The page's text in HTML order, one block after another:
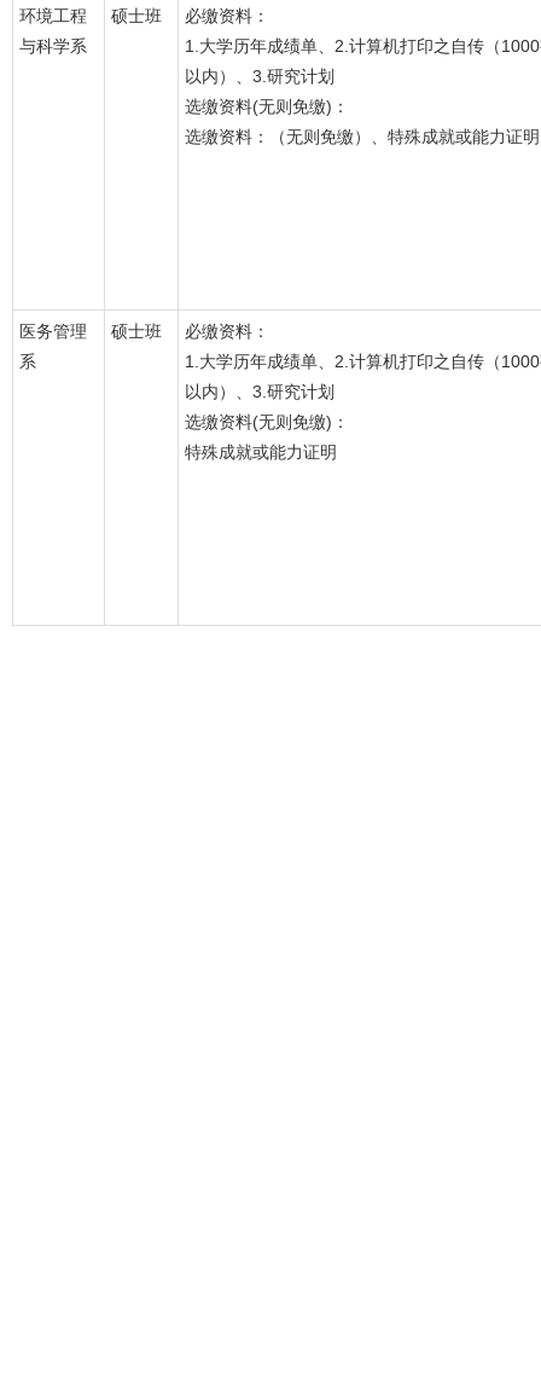
环境工程
与科学系
硕士班
必缴资料：
1.大学历年成绩单、2.计算机打印之自传（
以内）、3.研究计划
选缴资料(无则免缴)：
选缴资料：（无则免缴）、特殊成就或能力证明
医务管理
系
硕士班
必缴资料：
1.大学历年成绩单、2.计算机打印之自传（
以内）、3.研究计划
选缴资料(无则免缴)：
特殊成就或能力证明